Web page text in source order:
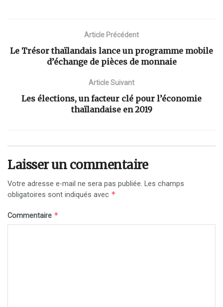
Article Précédent
Le Trésor thaïlandais lance un programme mobile
d’échange de pièces de monnaie
Article Suivant
Les élections, un facteur clé pour l’économie
thaïlandaise en 2019
Laisser un commentaire
Votre adresse e-mail ne sera pas publiée. Les champs
obligatoires sont indiqués avec *
Commentaire *